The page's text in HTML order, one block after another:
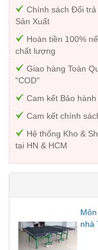
Chính sách Đổi trả
Sản Xuất
Hoàn tiền 100%
chất lượng
Giao hàng Toàn
"COD"
Cam kết Bảo
Cam kết chính
Hệ thống Kho &
tại HN & HCM
nhà